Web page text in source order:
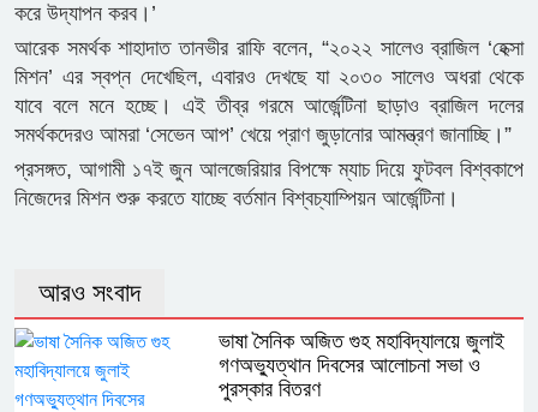
করে উদ্‌যাপন করব।’
​আরেক সমর্থক শাহাদাত তানভীর রাফি বলেন, “২০২২ সালেও ব্রাজিল ‘হেক্সা
মিশন’ এর স্বপ্ন দেখেছিল, এবারও দেখছে যা ২০৩০ সালেও অধরা থেকে
যাবে বলে মনে হচ্ছে। এই তীব্র গরমে আর্জেন্টিনা ছাড়াও ব্রাজিল দলের
সমর্থকদেরও আমরা ‘সেভেন আপ’ খেয়ে প্রাণ জুড়ানোর আমন্ত্রণ জানাচ্ছি।”
​প্রসঙ্গত, আগামী ১৭ই জুন আলজেরিয়ার বিপক্ষে ম্যাচ দিয়ে ফুটবল বিশ্বকাপে
নিজেদের মিশন শুরু করতে যাচ্ছে বর্তমান বিশ্বচ্যাম্পিয়ন আর্জেন্টিনা।
আরও সংবাদ
ভাষা সৈনিক অজিত গুহ মহাবিদ্যালয়ে জুলাই
গণঅভ্যুত্থান দিবসের আলোচনা সভা ও
পুরস্কার বিতরণ